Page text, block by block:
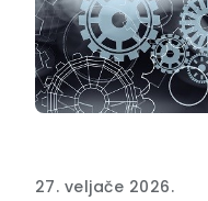
27. veljače 2026.